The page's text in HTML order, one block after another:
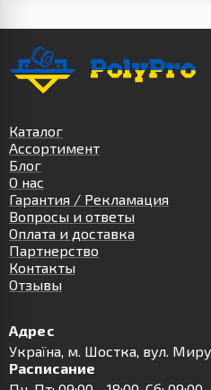
Каталог
Ассортимент
Блог
О нас
Гарантия / Рекламация
Вопросы и ответы
Оплата и доставка
Партнерство
Контакты
Отзывы
Адрес
Українa, м. Шостка, вул.
Расписание